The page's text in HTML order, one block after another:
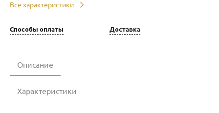
Все характеристики
Способы оплаты Доставка
Описание
Характеристики